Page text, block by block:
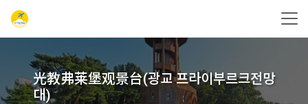
光教弗莱堡观景台(광교 프라이부르크전망
대)